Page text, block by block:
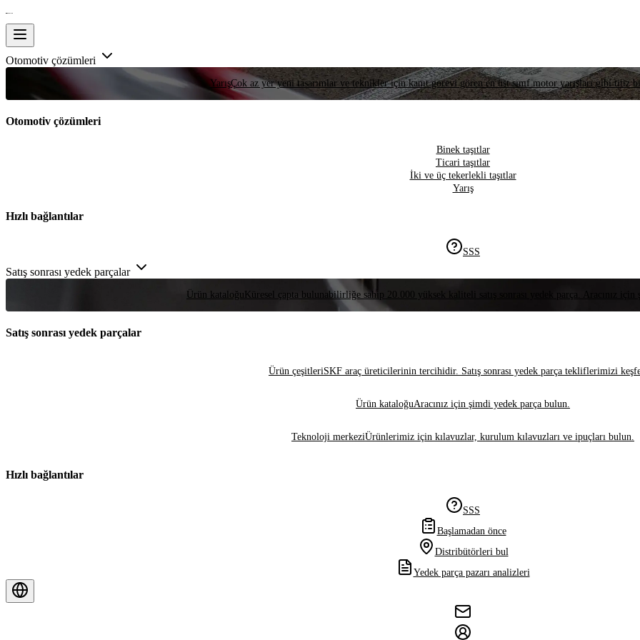
Otomotiv çözümleri
YarışÇok az yer yeni tasarımlar ve teknikler için kanıt görevi gören en üst sınıf motor yarışları gibi titiz
Otomotiv çözümleri
Binek taşıtlar
Ticari taşıtlar
İki ve üç tekerlekli taşıtlar
Yarış
Hızlı bağlantılar
SSS
Satış sonrası yedek parçalar
Ürün kataloğu Küresel çapta bulunabilirliğe sahip 20.000 yüksek kaliteli satış sonrası yedek parça. Aracınız
Satış sonrası yedek parçalar
Ürün çeşitleriSKF araç üreticilerinin tercihidir. Satış sonrası yedek parça tekliflerimizi
Ürün kataloğuAracınız için şimdi yedek parça bulun.
Teknoloji merkeziÜrünlerimiz için kılavuzlar, kurulum kılavuzları ve ipuçları bulun.
Hızlı bağlantılar
SSS
Başlamadan önce
Distribütörleri bul
Yedek parça pazarı analizleri